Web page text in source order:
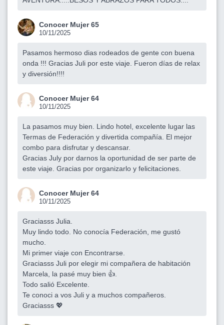
Conocer Mujer 65
10/11/2025
Pasamos hermoso dias rodeados de gente con buena
onda !!! Gracias Juli por este viaje. Fueron días de relax
y diversión!!!!
Conocer Mujer 64
10/11/2025
La pasamos muy bien. Lindo hotel, excelente lugar las
Termas de Federación y divertida compañía. El mejor
combo para disfrutar y descansar.
Gracias July por darnos la oportunidad de ser parte de
este viaje. Gracias por organizarlo y felicitaciones.
Conocer Mujer 64
10/11/2025
Graciasss Julia.
Muy lindo todo. No conocía Federación, me gustó
mucho.
Mi primer viaje con Encontrarse.
Graciasss Juli por elegir mi compañera de habitación
Marcela, la pasé muy bien 👍.
Todo salió Excelente.
Te conoci a vos Juli y a muchos compañeros.
Graciasss 💖